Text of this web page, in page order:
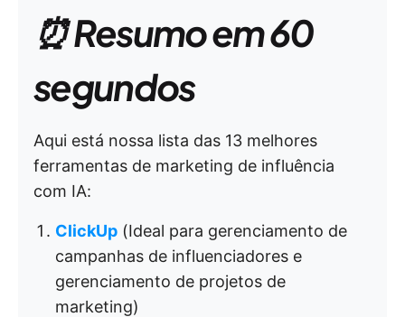
⏰ Resumo em 60
segundos
Aqui está nossa lista das 13 melhores
ferramentas de marketing de influência
com IA:
ClickUp (Ideal para gerenciamento de
campanhas de influenciadores e
gerenciamento de projetos de
marketing)